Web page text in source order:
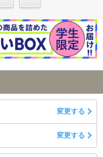
変更する
変更する